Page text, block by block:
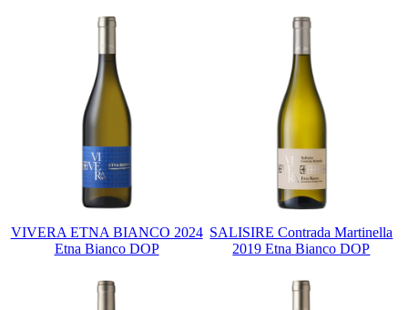
VIVERA ETNA BIANCO 2024
Etna Bianco DOP
SALISIRE Contrada Martinella
2019 Etna Bianco DOP